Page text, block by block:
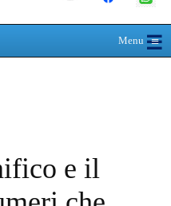
Menu≡
☰
e il